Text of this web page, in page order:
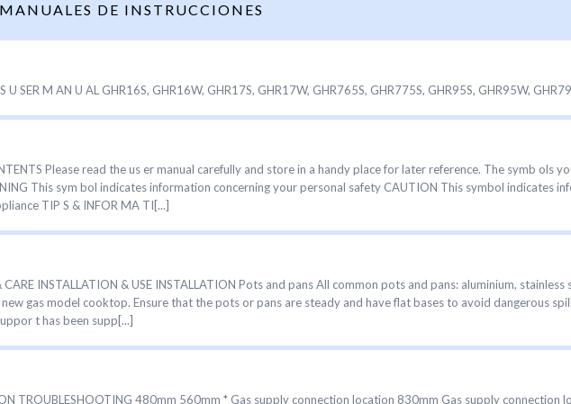
DE INSTRUCCIONES
U SER M AN U AL GHR16S, GHR16W, GHR17S, GHR17W, GHR765S, GHR775S, GHR95S, GHR95W,
Please read the us er manual carefully and store in a handy place for later reference. The symb ols
This sym bol indicates information concerning your personal safety CAUTION This symbol indicates
TIP S & INFOR MA TI[...]
CARE INSTALLATION & USE INSTALLATION Pots and pans All common pots and pans: aluminium,
gas model cooktop. Ensure that the pots or pans are steady and have flat bases to avoid dangerous
t has been supp[...]
TROUBLESHOOTING 480mm 560mm * Gas supply connection location 830mm Gas supply connection